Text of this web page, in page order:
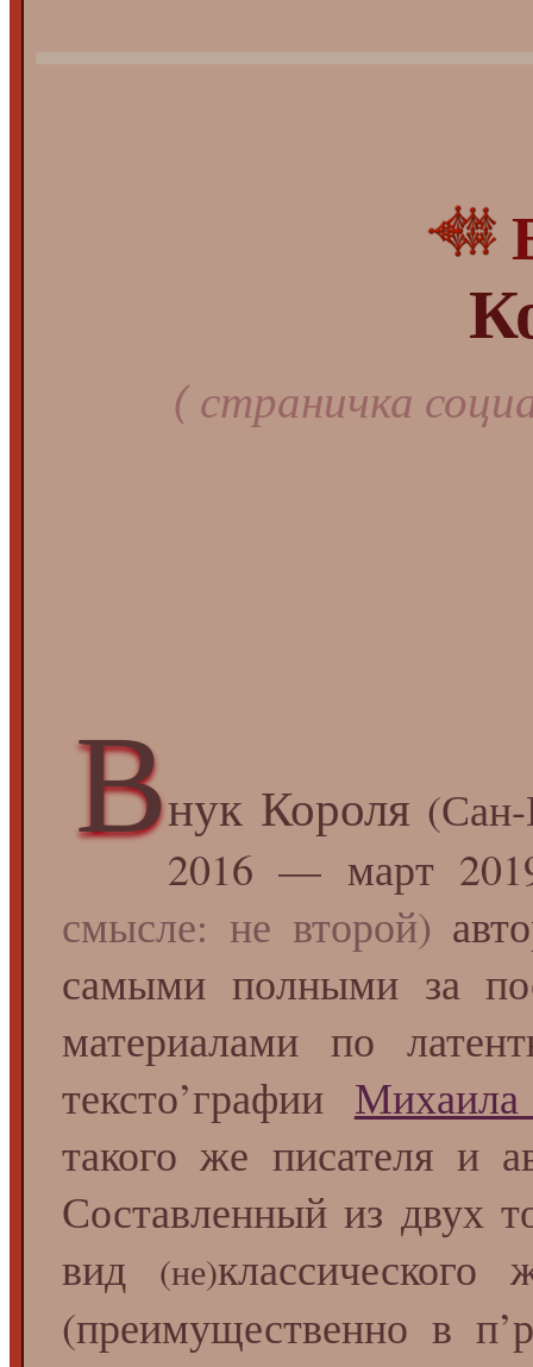
( страничка
Внук Короля (Сан-
2016 — март
смысле: не второй)
самыми полными за
материалами по
тексто’графии Михаила
такого же писателя и
Составленный из двух
вид
(не)классического
(преимущественно в